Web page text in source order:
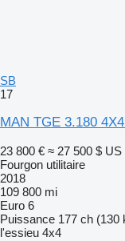
SB
17
MAN TGE 3.180
23 800 € ≈ 27 500 $ US
Fourgon utilitaire
2018
109 800 mi
Euro 6
Puissance 177 ch (130
l'essieu 4x4